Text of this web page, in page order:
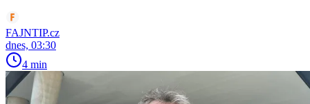
FAJNTIP.cz
dnes, 03:30
4 min